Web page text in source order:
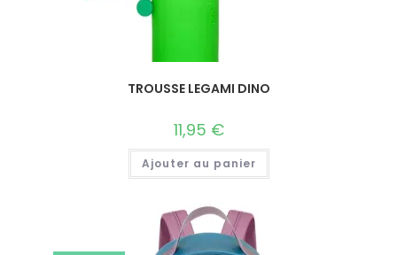
TROUSSE LEGAMI DINO
11,95 €
Ajouter au panier